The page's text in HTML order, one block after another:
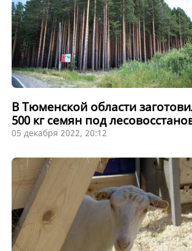
В Тюменской области
500 кг семян под
05 декабря 2022, 20:12